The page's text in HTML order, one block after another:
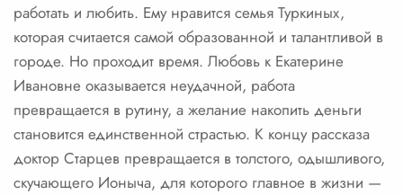
работать и любить. Ему нравится семья Туркиных,
которая считается самой образованной и талантливой в
городе. Но проходит время. Любовь к Екатерине
Ивановне оказывается неудачной, работа
превращается в рутину, а желание накопить деньги
становится единственной страстью. К концу рассказа
доктор Старцев превращается в толстого, одышливого,
скучающего Ионыча, для которого главное в жизни —